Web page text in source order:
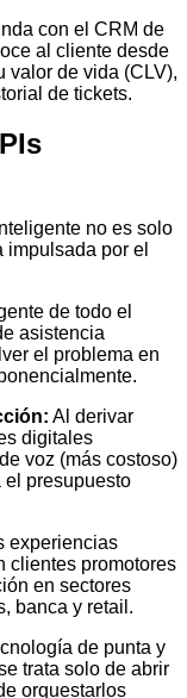
con el CRM de
al cliente desde
valor de vida (CLV),
de tickets.
no es solo
impulsada por el
de todo el
asistencia
el problema en
Al derivar
digitales
voz (más costoso)
el presupuesto
experiencias
clientes promotores
en sectores
banca y retail.
de punta y
trata solo de abrir
orquestarlos